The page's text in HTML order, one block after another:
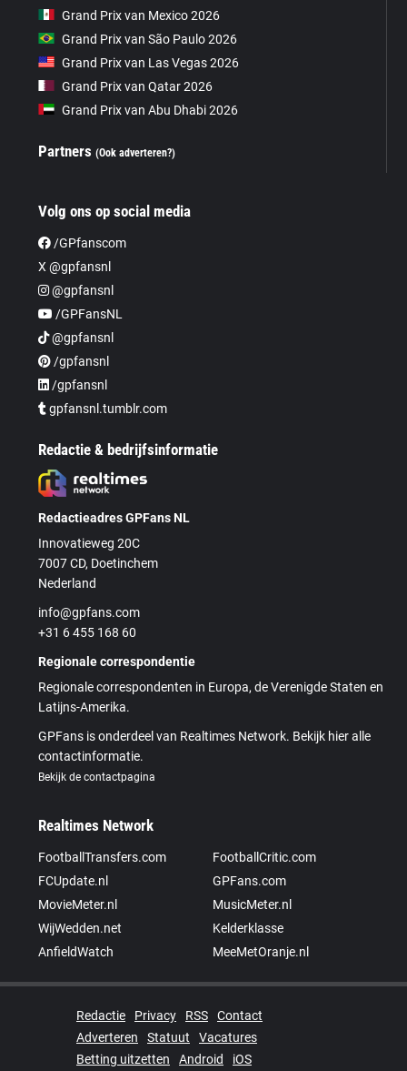
Grand Prix van Mexico 2026
Grand Prix van São Paulo 2026
Grand Prix van Las Vegas 2026
Grand Prix van Qatar 2026
Grand Prix van Abu Dhabi 2026
Partners(Ook adverteren?)
Volg ons op social media
/GPfanscom
X @gpfansnl
@gpfansnl
/GPFansNL
@gpfansnl
/gpfansnl
/gpfansnl
gpfansnl.tumblr.com
Redactie & bedrijfsinformatie
Redactieadres GPFans NL
Innovatieweg 20C
7007 CD, Doetinchem
Nederland
info@gpfans.com
+31 6 455 168 60
Regionale correspondentie
Regionale correspondenten in Europa, de Verenigde Staten en
Latijns-Amerika.
GPFans is onderdeel van Realtimes Network. Bekijk hier alle
contactinformatie.
Bekijk de contactpagina
Realtimes Network
FootballTransfers.com
FootballCritic.com
FCUpdate.nl
GPFans.com
MovieMeter.nl
MusicMeter.nl
WijWedden.net
Kelderklasse
AnfieldWatch
MeeMetOranje.nl
Redactie Privacy RSS
Contact
Adverteren
Statuut
Vacatures
Betting uitzetten
Android iOS